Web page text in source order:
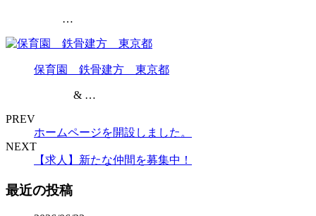
…
保育園 鉄骨建方 東京都
& …
PREV
ホームページを開設しました。
NEXT
【求人】新たな仲間を募集中！
最近の投稿